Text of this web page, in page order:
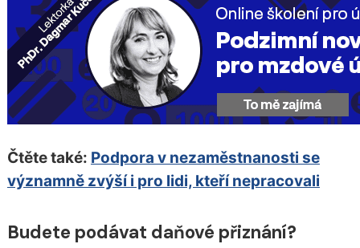
Čtěte také: Podpora v nezaměstnanosti se
významně zvýší i pro lidi, kteří nepracovali
Budete podávat daňové přiznání?